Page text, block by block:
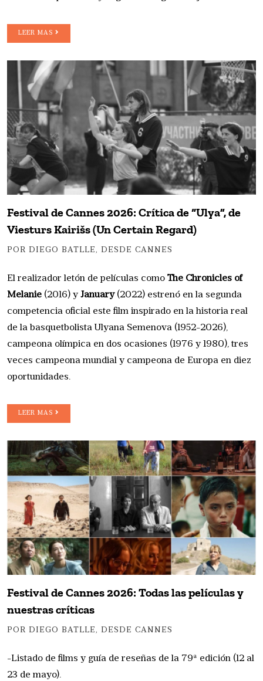
LEER MAS
Festival de Cannes 2026: Crítica de “Ulya”, de
Viesturs Kairišs (Un Certain Regard)
POR DIEGO BATLLE, DESDE CANNES
El realizador letón de películas como The Chronicles of
Melanie (2016) yJanuary(2022) estrenó en la segunda
competencia oficial este film inspirado en la historia real
de la basquetbolista Ulyana Semenova (1952-2026),
campeona olímpica en dos ocasiones (1976 y 1980), tres
veces campeona mundial y campeona de Europa en diez
oportunidades.
LEER MAS
Festival de Cannes 2026: Todas las películas y
nuestras críticas
POR DIEGO BATLLE, DESDE CANNES
-Listado de films y guía de reseñas de la 79ª edición (12 al
23 de mayo).